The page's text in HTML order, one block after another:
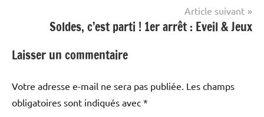
Article suivant
Soldes, c’est parti ! 1er arrêt : Eveil & Jeux
Laisser un commentaire
Votre adresse e-mail ne sera pas publiée. Les champs
obligatoires sont indiqués avec *